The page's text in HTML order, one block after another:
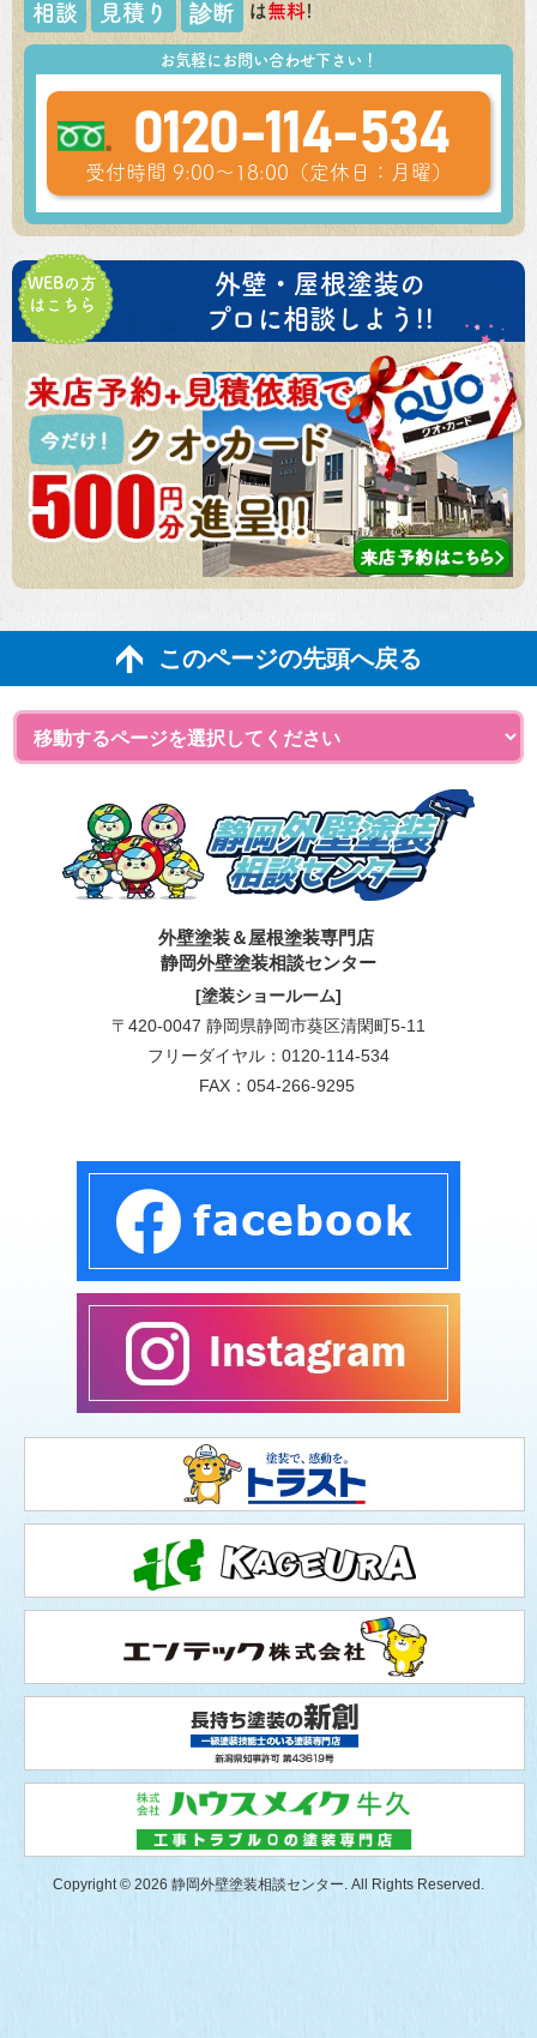
相談 見積り 診断 は無料!
お気軽にお問い合わせ下さい！
0120-114-534
受付時間 9:00～18:00（定休日：月曜）
WEBの方
はこちら
外壁・屋根塗装の
プロに相談しよう!!
このページの先頭へ戻る
外壁塗装＆屋根塗装専門店
静岡外壁塗装相談センター
[塗装ショールーム]
〒420-0047 静岡県静岡市葵区清閑町5-11
フリーダイヤル： 0120-114-534
FAX：054-266-9295
Copyright © 2026 静岡外壁塗装相談センター. All Rights Reserved.